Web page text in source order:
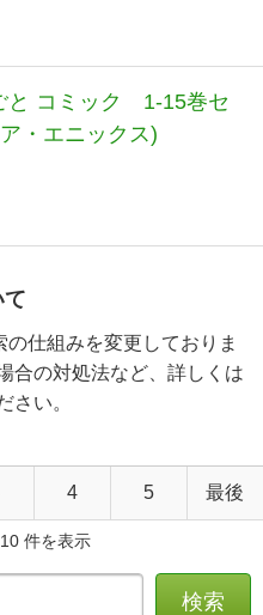
と コミック 1-15巻セ
・エニックス)
仕組みを変更しておりま
合の対処法など、詳しくは
さい。
4 5 最後
件を表示
検索